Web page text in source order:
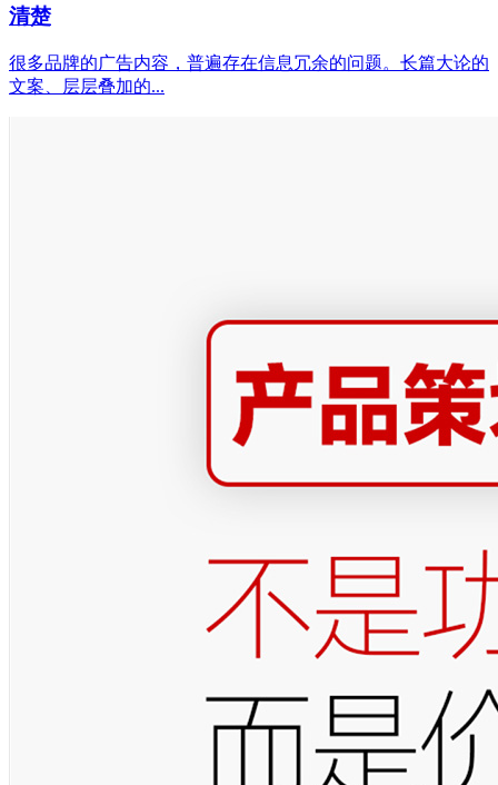
清楚
很多品牌的广告内容，普遍存在信息冗余的问题。长篇大论的
文案、层层叠加的...